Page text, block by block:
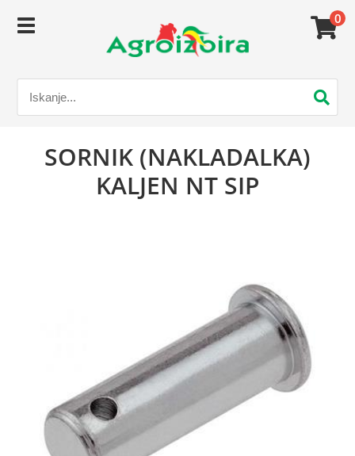
0
SORNIK (NAKLADALKA)
KALJEN NT SIP